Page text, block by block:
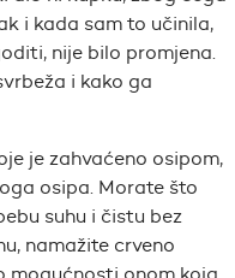
i kada sam to učinila,
nije bilo promjena.
i kako ga
je zahvaćeno osipom,
osipa. Morate što
suhu i čistu bez
namažite crveno
mogućnosti onom koja